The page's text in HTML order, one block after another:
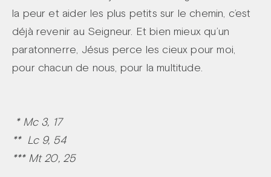
la peur et aider les plus petits sur le chemin, c’est
déjà revenir au Seigneur. Et bien mieux qu’un
paratonnerre, Jésus perce les cieux pour moi,
pour chacun de nous, pour la multitude.
* Mc 3, 17
** Lc 9, 54
*** Mt 20, 25